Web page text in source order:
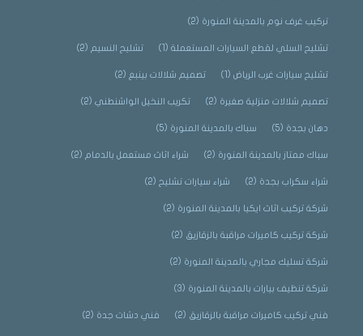
تركيب غرف نوم بالمدينة المنورة (2)
تشليح السلي لقطع السيارات المستعملة(1) تشليح النسيم (2)
تشليح سيارات غرب الرياض(1) تصميم شلالات بينبع (2)
تصميم شلالات منزلية صغيرة (2) تكريب النخيل الواشنطني(2)
دهان بجدة (5) سباك بالمدينة المنورة (5)
سباك ممتاز بالمدينة المنورة (2) شراء اثاث مستعمل بالدمام (2)
شراء سكراب بجدة (2) شراء سيارات تشليح (2)
شركة تركيب اثاث ايكيا بالمدينة المنورة (2)
شركة تركيب كاميرات مراقبة بالزقازيق (2)
شركة تسليك مجاري بالمدينة المنورة (2)
شركة تنظيف بيارات بالمدينة المنورة (3)
فني تركيب كاميرات مراقبة بالزقازيق (2) فني دشات جدة (2)